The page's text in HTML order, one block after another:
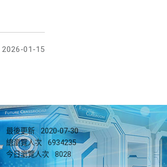
2026-01-15
最後更新
2020-07-30
總瀏覽人次
6934235
今日瀏覽人次
8028